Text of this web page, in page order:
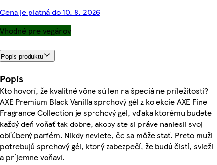
Cena je platná do 10. 8. 2026
Vhodné pre vegánov
Popis produktu
Popis
Kto hovorí, že kvalitné vône sú len na špeciálne príležitosti?
AXE Premium Black Vanilla sprchový gél z kolekcie AXE Fine
Fragrance Collection je sprchový gél, vďaka ktorému budete
každý deň voňať tak dobre, akoby ste si práve naniesli svoj
obľúbený parfém. Nikdy neviete, čo sa môže stať. Preto muži
potrebujú sprchový gél, ktorý zabezpečí, že budú čistí, svieži
a príjemne voňaví.